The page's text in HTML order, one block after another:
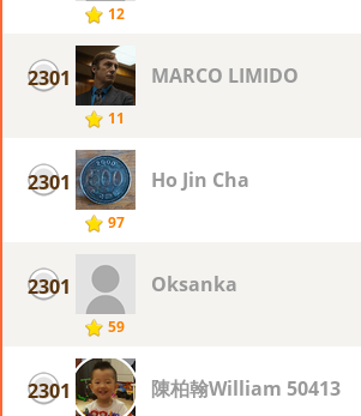
12
2301
11
MARCO LIMIDO
2301
97
Ho Jin Cha
2301
59
Oksanka
2301 陳柏翰William 50413